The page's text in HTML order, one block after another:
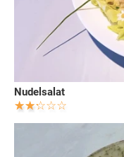
Nudelsalat